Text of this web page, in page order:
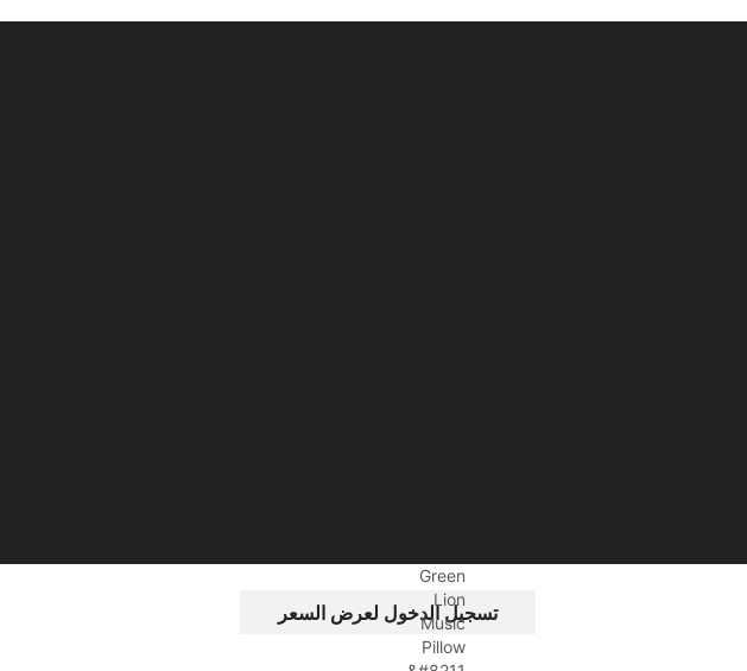
Green
Lion
Music
Pillow
تسجيل الدخول لعرض السعر